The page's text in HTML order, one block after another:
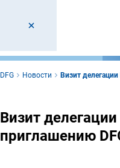
DFG Новости Визит
Визит
приглашению